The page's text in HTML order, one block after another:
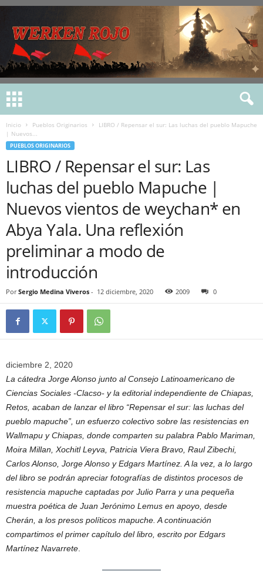
Inicio Pueblos Originarios
LIBRO / Repensar el sur: Las luchas del pueblo Mapuche
| Nuevos...
PUEBLOS ORIGINARIOS
LIBRO / Repensar el sur: Las
luchas del pueblo Mapuche |
Nuevos vientos de weychan* en
Abya Yala. Una reflexión
preliminar a modo de
introducción
Por Sergio Medina Viveros - 12 diciembre, 2020 2009 0
diciembre 2, 2020
La cátedra Jorge Alonso junto al Consejo Latinoamericano de
Ciencias Sociales -Clacso- y la editorial independiente de Chiapas,
Retos, acaban de lanzar el libro “Repensar el sur: las luchas del
pueblo mapuche”, un esfuerzo colectivo sobre las resistencias en
Wallmapu y Chiapas, donde comparten su palabra Pablo Mariman,
Moira Millan, Xochitl Leyva, Patricia Viera Bravo, Raul Zibechi,
Carlos Alonso, Jorge Alonso y Edgars Martínez. A la vez, a lo largo
del libro se podrán apreciar fotografías de distintos procesos de
resistencia mapuche captadas por Julio Parra y una pequeña
muestra poética de Juan Jerónimo Lemus en apoyo, desde
Cherán, a los presos políticos mapuche. A continuación
compartimos el primer capítulo del libro, escrito por Edgars
Martínez Navarrete